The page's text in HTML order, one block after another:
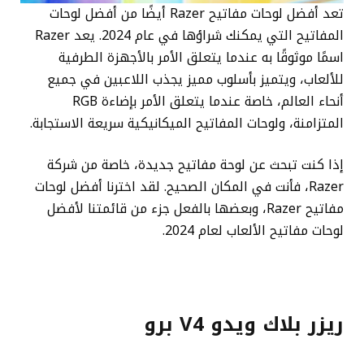
تعد أفضل لوحات مفاتيح Razer أيضًا من أفضل لوحات
المفاتيح التي يمكنك شراؤها في عام 2024. يعد Razer
اسمًا موثوقًا به عندما يتعلق الأمر بالأجهزة الطرفية
للألعاب، ويتميز بأسلوب مميز يجذب اللاعبين في جميع
أنحاء العالم، خاصة عندما يتعلق الأمر بإضاءة RGB
المتزامنة، ولوحات المفاتيح الميكانيكية سريعة الاستجابة.
إذا كنت تبحث عن لوحة مفاتيح جديدة، خاصة من شركة
Razer، فأنت في المكان الصحيح. لقد اخترنا أفضل لوحات
مفاتيح Razer، وبعضها بالفعل جزء من قائمتنا لأفضل
لوحات مفاتيح الألعاب لعام 2024.
ريزر بلاك ويدو V4 برو